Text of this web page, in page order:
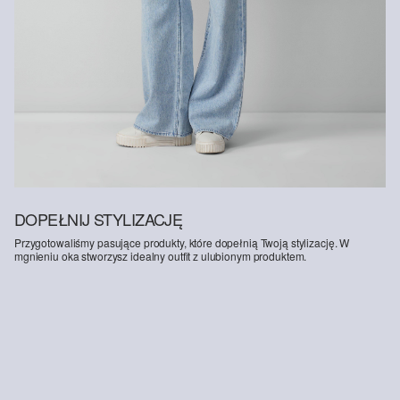
wspierasz nasze zaangażowanie w misję Better Cotton, której
celem jest pomoc społecznościom rolniczym w przetrwaniu i
rozwoju, przy jednoczesnej ochronie i odbudowie środowiska.
Better Cotton wspiera społeczności rolnicze pod względem
społecznym, środowiskowym i ekonomicznym, szkoląc rolników w
zakresie bardziej zrównoważonych metod upraw. Ten produkt jest
pozyskiwany w systemie bilansu masy i dlatego może nie zawierać
bawełny Better Cotton. Więcej informacji znajdziesz na stronie
DOPEŁNIJ STYLIZACJĘ
Przygotowaliśmy pasujące produkty, które dopełnią Twoją stylizację. W
mgnieniu oka stworzysz idealny outfit z ulubionym produktem.